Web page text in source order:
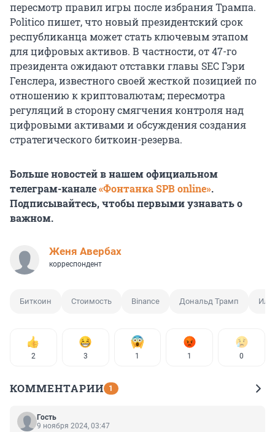
пересмотр правил игры после избрания Трампа.
Politico пишет, что новый президентский срок
республиканца может стать ключевым этапом
для цифровых активов. В частности, от 47-го
президента ожидают отставки главы SEC Гэри
Генслера, известного своей жесткой позицией по
отношению к криптовалютам; пересмотра
регуляций в сторону смягчения контроля над
цифровыми активами и обсуждения создания
стратегического биткоин-резерва.
Больше новостей в нашем официальном
телеграм-канале«Фонтанка SPB online».
Подписывайтесь, чтобы первыми узнавать о
важном.
Женя Авербах
корреспондент
Биткоин Стоимость Binance Дональд Трамп
2 3 1 1 0
КОММЕНТАРИИ 1
Гость
9 ноября 2024, 03:47